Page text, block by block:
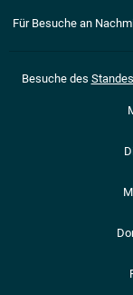
Für Besuche an
Besuche des